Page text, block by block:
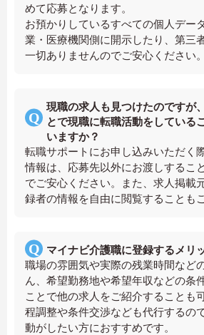
めて応募となります。
お預かりしているすべての個人デー
業・医療機関側に開示したり、第三
一切ありませんのでご安心ください。
現職の求人も見つけたのですが
とで現職に転職活動をしている
いますか？
転職サポートにお申し込みいただく
情報は、応募先以外にお渡しするこ
でご安心ください。また、求人掲載
録者の情報を自由に閲覧することも
マイナビ介護職に登録するメリ
職場の雰囲気や実際の残業時間など
ん、希望勤務地や希望年収などの条
ことで他の求人をご紹介することも
程調整や条件交渉なども代行するの
動がしたい方におすすめです。